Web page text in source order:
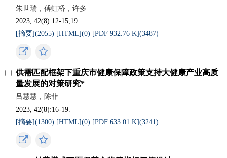
朱世瑞，傅虹桥，许多
2023, 42(8):12-15,19.
[摘要](2055) [HTML](0) [PDF 932.76 K](3487)
供需匹配框架下重庆市健康保障政策支持大健康产业高质
量发展的对策研究*
吕慧慧，陈菲
2023, 42(8):16-19.
[摘要](1300) [HTML](0) [PDF 633.01 K](3241)